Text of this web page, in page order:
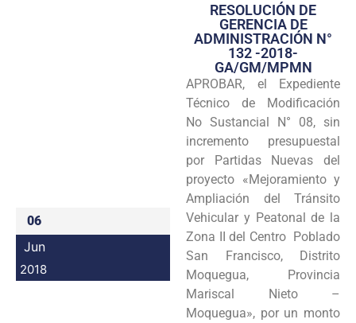
Transparencia
Seguridad
Programas
Intranet
06
Jun
2018
RESOLUCIÓN DE
GERENCIA DE
ADMINISTRACIÓN N°
132 -2018-
GA/GM/MPMN
APROBAR, el Expediente
Técnico de Modificación
No Sustancial N° 08, sin
incremento presupuestal
por Partidas Nuevas del
proyecto «Mejoramiento y
Ampliación del Tránsito
Vehicular y Peatonal de la
Zona II del Centro Poblado
San Francisco, Distrito
Moquegua, Provincia
Mariscal Nieto –
Moquegua», por un monto